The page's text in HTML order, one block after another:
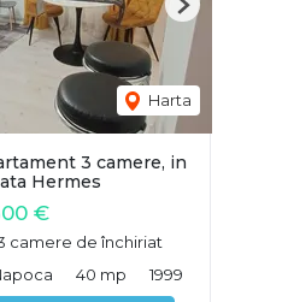
Harta
Next
3 camere, in
Hermes
€
camere de închiriat
40 mp 1999